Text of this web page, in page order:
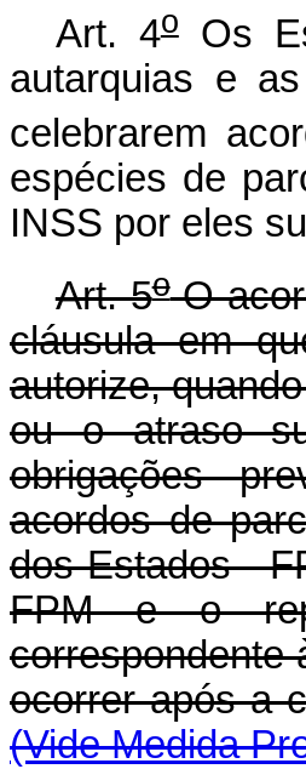
Art. 4oOs
autarquias e
celebrarem
espécies de
INSS por eles
Art. 5oO
cláusula em
autorize,
ou o atraso
obrigações
acordos de
dos Estados -
FPM e o
correspondente
ocorrer após a
(Vide Medida